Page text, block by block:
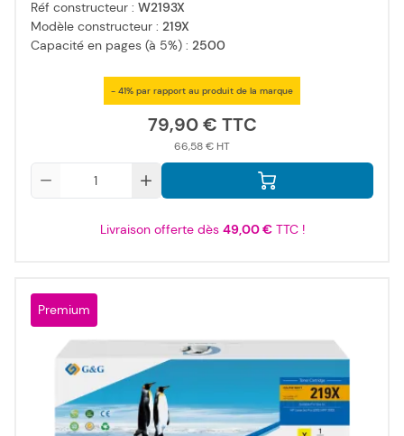
Réf constructeur : W2193X
Modèle constructeur : 219X
Capacité en pages (à 5%) : 2500
- 41% par rapport au produit de la marque
79,90 €
66,58 €
Livraison offerte dès 49,00 €TTC !
Premium